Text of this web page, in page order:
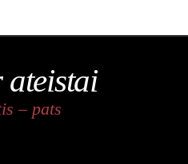
ateistai
– pats